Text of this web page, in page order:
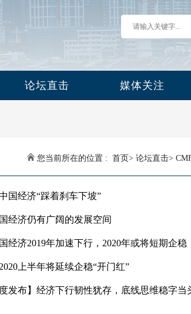
论坛直击 媒体关注
您当前所在的位置 : 首页> 论坛直击>
国经济“踩着刹车下坡”
经济仍有广阔的发展空间
经济2019年加速下行，2020年或将短期企稳
上半年将延续企稳“开门红”
度发布】经济下行韧性犹存，底线思维稳字当